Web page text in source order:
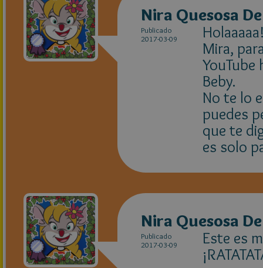
Nira Quesosa
Publicado
2017-03-09
Mira,
Beby.
No te lo
puedes
que te
es solo
Nira Quesosa
Publicado
2017-03-09
Este es